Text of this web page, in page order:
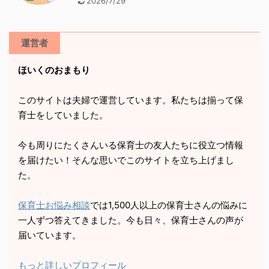
運営者
ほいくのおまもり
このサイトは夫婦で運営しています。私たちは揃って保
育士をしていました。
今も周りにたくさんいる保育士の友人たちに役立つ情報
を届けたい！そんな思いでこのサイトを立ち上げまし
た。
保育士お悩み相談では1,500人以上の保育士さんの悩みに
一人ずつ答えてきました。今も日々、保育士さんの声が
届いています。
もっと詳しいプロフィール